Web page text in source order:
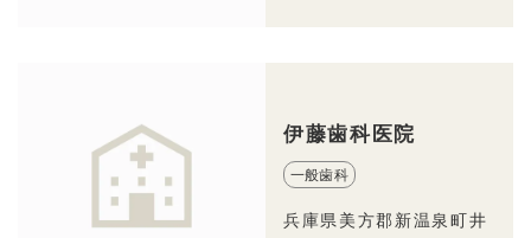
伊藤歯科医院
一般歯科
兵庫県美方郡新温泉町井